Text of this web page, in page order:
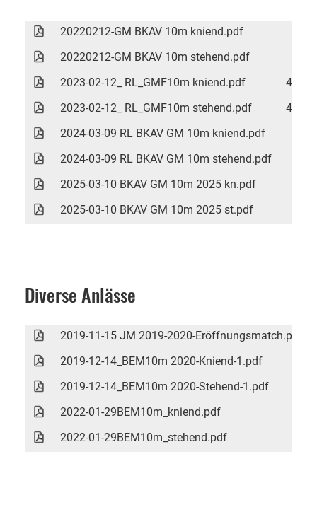
20220212-GM BKAV 10m kniend.pdf
20220212-GM BKAV 10m stehend.pdf
2023-02-12_ RL_GMF10m kniend.pdf
449
2023-02-12_ RL_GMF10m stehend.pdf
440
2024-03-09 RL BKAV GM 10m kniend.pdf
2024-03-09 RL BKAV GM 10m stehend.pdf
2025-03-10 BKAV GM 10m 2025 kn.pdf
2025-03-10 BKAV GM 10m 2025 st.pdf
Diverse Anlässe
2019-11-15 JM 2019-2020-Eröffnungsmatch.pdf
2019-12-14_BEM10m 2020-Kniend-1.pdf
2019-12-14_BEM10m 2020-Stehend-1.pdf
2022-01-29BEM10m_kniend.pdf
2022-01-29BEM10m_stehend.pdf